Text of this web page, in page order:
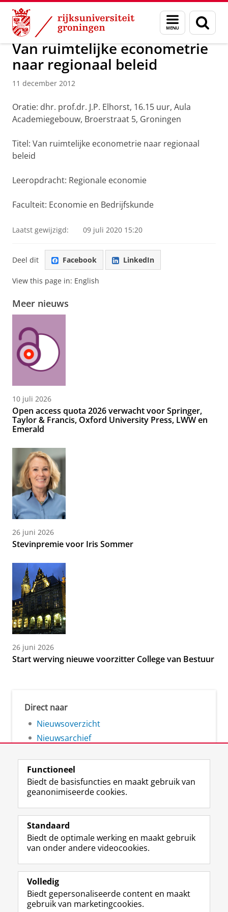
Skip
Content
Skip
Navigation
Menu
en
zoeken
Over ons Actueel Nieuws Nieuwsberichten
Van ruimtelijke econometrie
naar regionaal beleid
11 december 2012
Oratie: dhr. prof.dr. J.P. Elhorst, 16.15 uur, Aula
Academiegebouw, Broerstraat 5, Groningen
Titel: Van ruimtelijke econometrie naar regionaal
beleid
Leeropdracht: Regionale economie
Faculteit: Economie en Bedrijfskunde
Laatst gewijzigd: 09 juli 2020 15:20
Deel dit Facebook LinkedIn
View this page in: English
Meer nieuws
10 juli 2026
Open access quota 2026 verwacht voor Springer,
Taylor & Francis, Oxford University Press, LWW en
Emerald
26 juni 2026
Stevinpremie voor Iris Sommer
26 juni 2026
Start werving nieuwe voorzitter College van Bestuur
Direct naar
Nieuwsoverzicht
Nieuwsarchief
Volg de RUG
F
a
e
b
o
p
a
L
i
k
e
I
-
p
R
S
-
f
e
R
I
n
t
r
m
Y
o
T
e
k
Studiekiezers
Alumni
Over ons
Functioneel
Biedt de basisfuncties en maakt gebruik van
geanonimiseerde cookies.
Standaard
Biedt de optimale werking en maakt gebruik
van onder andere videocookies.
Volledig
Biedt gepersonaliseerde content en maakt
gebruik van marketingcookies.